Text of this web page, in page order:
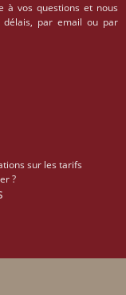
à vos questions et nous
délais, par email ou par
sur les tarifs
?